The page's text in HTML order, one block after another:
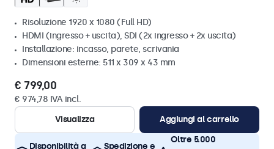
Risoluzione 1920 x 1080 (Full HD)
HDMI (ingresso + uscita), SDI (2x ingresso + 2x uscita)
Installazione: incasso, parete, scrivania
Dimensioni esterne: 511 x 309 x 43 mm
€ 799,00
€ 974,78 IVA incl.
Visualizza
Aggiungi al carrello
Disponibilità a
Spedizione e
Oltre 5.000